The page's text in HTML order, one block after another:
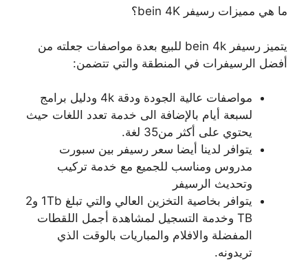
ما هي مميزات رسيفر bein 4K؟
يتميز رسيفر bein 4k للبيع بعدة مواصفات جعلته من
أفضل الرسيفرات في المنطقة والتي تتضمن:
مواصفات عالية الجودة ودقة 4k ودليل برامج
لسبعة أيام بالإضافة الى خدمة تعدد اللغات حيث
يحتوي على أكثر من35 لغة.
يتوافر لدينا أيضا سعر رسيفر بين سبورت
مدروس ومناسب للجميع مع خدمة تركيب
وتحديث الرسيفر
يتوافر بخاصية التخزين العالي والتي تبلغ 1Tb و2
TB وخدمة التسجيل لمشاهدة أجمل اللقطات
المفضلة والافلام والمباريات بالوقت الذي
تريدونه.